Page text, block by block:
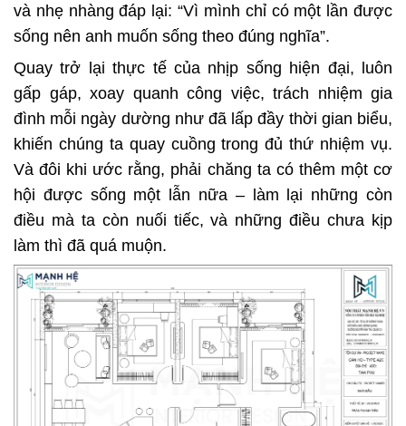
và nhẹ nhàng đáp lại: “Vì mình chỉ có một lần được
sống nên anh muốn sống theo đúng nghĩa”.
Quay trở lại thực tế của nhịp sống hiện đại, luôn
gấp gáp, xoay quanh công việc, trách nhiệm gia
đình mỗi ngày dường như đã lấp đầy thời gian biểu,
khiến chúng ta quay cuồng trong đủ thứ nhiệm vụ.
Và đôi khi ước rằng, phải chăng ta có thêm một cơ
hội được sống một lẫn nữa – làm lại những còn
điều mà ta còn nuối tiếc, và những điều chưa kịp
làm thì đã quá muộn.